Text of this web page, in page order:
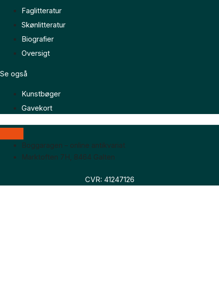
Faglitteratur
Skønlitteratur
Biografier
Oversigt
Se også
Kunstbøger
Gavekort
Boggaragen – online antikvariat
Marktoften 7H, 8464 Galten
CVR: 41247126